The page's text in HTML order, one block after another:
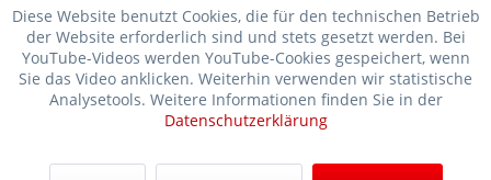
Diese Website benutzt Cookies, die für den technischen Betrieb
der Website erforderlich sind und stets gesetzt werden. Bei
YouTube-Videos werden YouTube-Cookies gespeichert, wenn
Sie das Video anklicken. Weiterhin verwenden wir statistische
Analysetools. Weitere Informationen finden Sie in der
Datenschutzerklärung
SEHR GUT (4.99 / 5)